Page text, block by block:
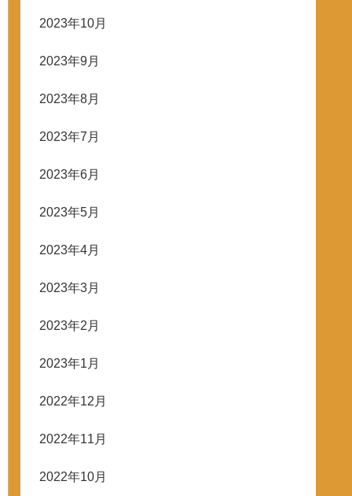
2023年10月
2023年9月
2023年8月
2023年7月
2023年6月
2023年5月
2023年4月
2023年3月
2023年2月
2023年1月
2022年12月
2022年11月
2022年10月